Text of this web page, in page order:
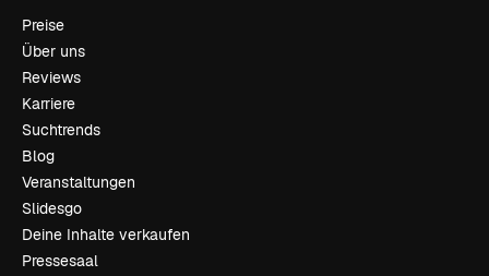
Preise
Über uns
Reviews
Karriere
Suchtrends
Blog
Veranstaltungen
Slidesgo
Deine Inhalte verkaufen
Pressesaal